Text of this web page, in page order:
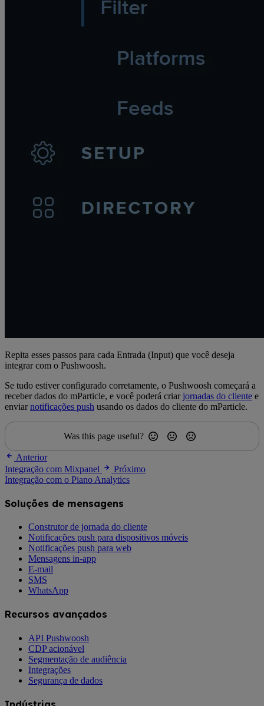
Repita esses passos para cada Entrada (Input) que você deseja
integrar com o Pushwoosh.
Se tudo estiver configurado corretamente, o Pushwoosh começará a
receber dados do mParticle, e você poderá criar jornadas do cliente e
enviarnotificações push usando os dados do cliente do mParticle.
Was this page useful?
Anterior
Integração com Mixpanel
Próximo
Integração com o Piano Analytics
Soluções de mensagens
Construtor de jornada do cliente
Notificações push para dispositivos móveis
Notificações push para web
Mensagens in-app
E-mail
SMS
WhatsApp
Recursos avançados
API Pushwoosh
CDP acionável
Segmentação de audiência
Integrações
Segurança de dados